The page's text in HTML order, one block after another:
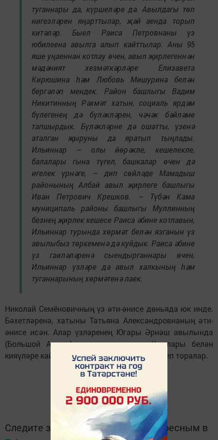
туганнары да, күршеләре дә. Авылдагы төп
нигезләрен яңарттылар, җәй аенда торып
китәләр. Быел Раиса Петровнаны үз
юбилеена авылга алып кайттылар. Аны 95
яше уңаеннан котлау өчен, авыл җирлегеннән
мәдәният хезмәткәрләре Елизавета
Кирюшина һәм Любовь Мишурина белән
бергәләп мендек. Район башлыгы Вадим
Никитинның Рәхмәт хатын, социаль ярдәм
бүлегенең дә бүләкләрен, чәчәк бәйләме
тапшырдык. Бүләкләрне дә ошатты, үзенә
аталган җыруны да яратып тыңлады.
Ильиннар – олы йөрәкле, кешелекле,
балалары гына түгел, башкалар өчен дә
игелек үрнәге, – дип сөйләде Мамадыш
районының Албай авыл җирлеге башлыгы
Иван Петрович Крешков. – Түбән Кама
муниципаль районы башлыгы Муллинның
безнең җирлек кешесе Раиса әбине котлавын,
Ильиннар турында хөрмәт белән язганын үз
авылыбыз төркеменә дә куйдык. Раиса әбине
үз гаиләләренә сыендырганнары өчен,
Ильиннар үзләре дә авыл халкының һәм
туганнарының хөрмәтенә лаек.
Николай Семёновичның үз әти-әнисе дөньяда юк инде.
Бәхетләренә, хатыны Татьяна Александровнаның әти-
әнисе исән. Алар үзләренең Югары Әрнәш авылында
(Большой Арташ) гомер кичерәләр. Кызлары белән
кияүләре кайтып, хәлләрен белеп, ярдәм итеп торалар.
Следите за самым важным и интересным в